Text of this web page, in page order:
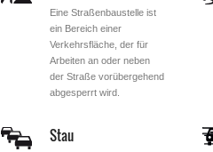
Eine Straßenbaustelle ist
ein Bereich einer
Verkehrsfläche, der für
Arbeiten an oder neben
der Straße vorübergehend
abgesperrt wird.
Stau